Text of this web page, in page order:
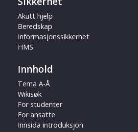
Akutt hjelp
Beredskap
Informasjonssikkerhet
HMS
Innhold
Tema A-Å
Wikisøk
For studenter
For ansatte
Innsida introduksjon